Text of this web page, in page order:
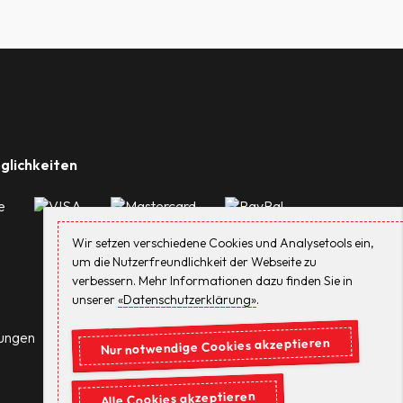
Wir setzen verschiedene Cookies und Analysetools ein,
um die Nutzerfreundlichkeit der Webseite zu
verbessern. Mehr Informationen dazu finden Sie in
unserer«Datenschutzerklärung».
Nur notwendige Cookies akzeptieren